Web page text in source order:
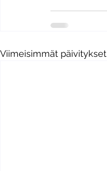
Viimeisimmät päivitykset